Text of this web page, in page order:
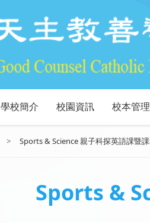
學校簡介 校園資訊 校本管理
> Sports & Science 親子科探英語課暨
Sports &